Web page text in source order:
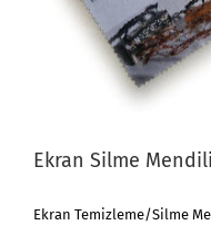
Ekran Silme Mendili
Ekran Temizleme/Silme